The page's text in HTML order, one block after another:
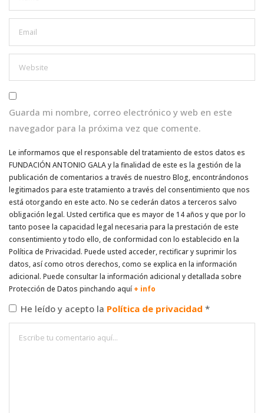
Guarda mi nombre, correo electrónico y web en este
navegador para la próxima vez que comente.
Le informamos que el responsable del tratamiento de estos datos es
FUNDACIÓN ANTONIO GALA y la finalidad de este es la gestión de la
publicación de comentarios a través de nuestro Blog, encontrándonos
legitimados para este tratamiento a través del consentimiento que nos
está otorgando en este acto. No se cederán datos a terceros salvo
obligación legal. Usted certifica que es mayor de 14 años y que por lo
tanto posee la capacidad legal necesaria para la prestación de este
consentimiento y todo ello, de conformidad con lo establecido en la
Política de Privacidad. Puede usted acceder, rectificar y suprimir los
datos, así como otros derechos, como se explica en la información
adicional. Puede consultar la información adicional y detallada sobre
Protección de Datos pinchando aquí + info
He leído y acepto la Política de privacidad *